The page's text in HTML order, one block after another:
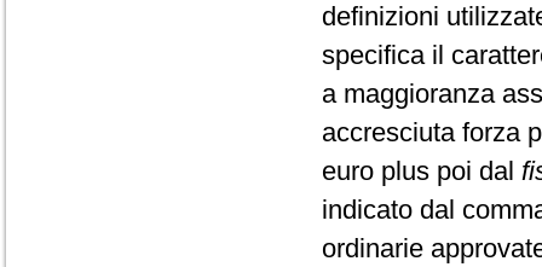
definizioni
specifica il
a maggioranza
accresciuta forza
euro plus poi dal
indicato dal
ordinarie